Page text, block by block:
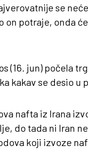
se
on potraje, onda
(16. jun) počela
kakav se desio u
nafta iz Irana
do tada ni Iran
koji izvoze